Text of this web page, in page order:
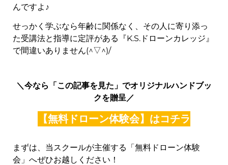
んですよ♪
せっかく学ぶなら年齢に関係なく、その人に寄り添っ
た受講法と指導に定評がある『K.S.ドローンカレッジ』
で間違いありません(^▽^)/
＼今なら「この記事を見た」でオリジナルハンドブッ
クを贈呈 ／
【無料ドローン体験会】はコチラ
まずは、当スクールが主催する「無料ドローン体験
会」へぜひお越しください！